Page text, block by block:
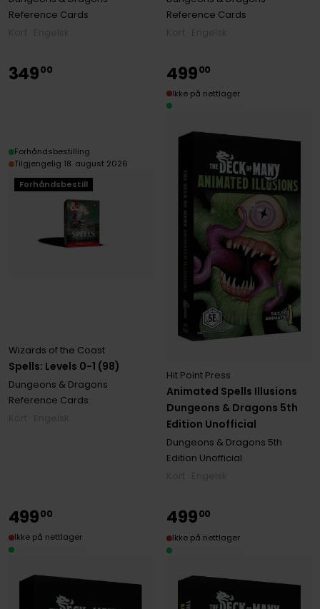
Reference Cards
Reference Cards
Forhåndsbestill
Spells: Levels 0-1 (98)
Wizards of the Coast
Dungeons & Dragons
Reference Cards
34900
Forhåndsbestilling
Tilgjengelig 18. august 2026
Animated Spells Illusions
Dungeons & Dragons 5th
Edition Unofficial
Hit Point Press
Dungeons & Dragons 5th
Edition Unofficial
49900
Ikke på nettlager
49900
Ikke på nettlager
49900
Ikke på nettlager